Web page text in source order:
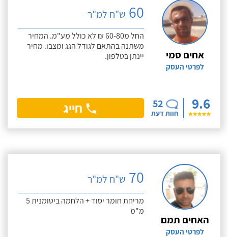
אחים סמי
לפרטי העסק
9.6
52
חוות דעת
60 ש"ח למ"ר
החל מ60-80 ₪ לא כולל מע"מ. המחיר
משתנה בהתאם לגודל הגג ומצבו. מחיר
יינתן בטלפון.
חייג
האחים תמם
לפרטי העסק
70 ש"ח למ"ר
מריחת חומר יסוד + הלחמה ביטומנית 5
מ"מ